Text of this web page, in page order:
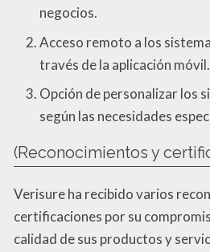
negocios.
Acceso remoto a los
través de la aplicación móvil.
Opción de personalizar los
según las necesidades
(Reconocimientos y
Verisure ha recibido varios
certificaciones por su
calidad de sus productos y